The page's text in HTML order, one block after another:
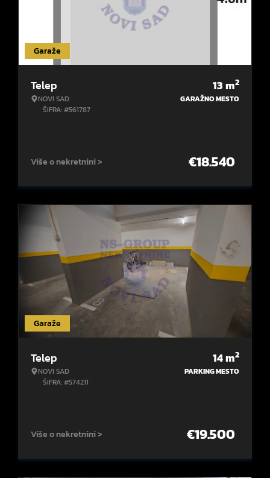
Garaže
Telep
NOVI SAD
ŠIFRA: #561787
13m2
GARAŽNO MESTO
Više o nekretnini > €18.540
Garaže
Telep
NOVI SAD
ŠIFRA: #574211
14m2
PARKING MESTO
Više o nekretnini > €19.500